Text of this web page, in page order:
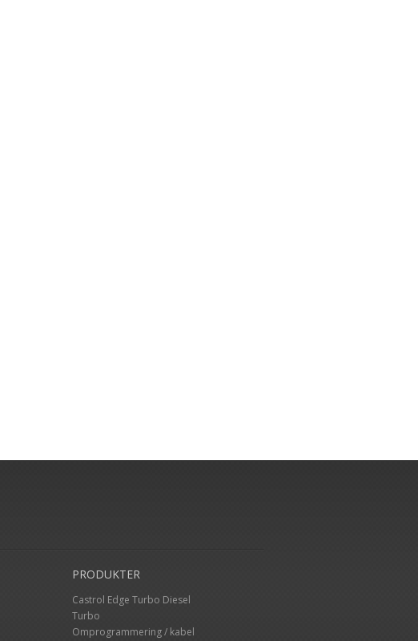
PRODUKTER
Castrol Edge Turbo Diesel
Turbo
Omprogrammering / kabel